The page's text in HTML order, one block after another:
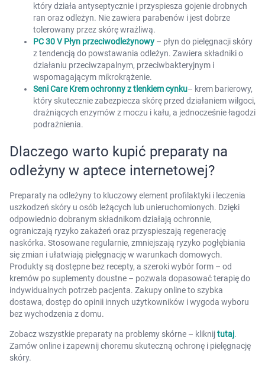
który działa antyseptycznie i przyspiesza gojenie drobnych
ran oraz odleżyn. Nie zawiera parabenów i jest dobrze
tolerowany przez skórę wrażliwą.
PC 30 V Płyn przeciwodleżynowy – płyn do pielęgnacji skóry
z tendencją do powstawania odleżyn. Zawiera składniki o
działaniu przeciwzapalnym, przeciwbakteryjnym i
wspomagającym mikrokrążenie.
Seni Care Krem ochronny z tlenkiem cynku– krem barierowy,
który skutecznie zabezpiecza skórę przed działaniem wilgoci,
drażniących enzymów z moczu i kału, a jednocześnie łagodzi
podrażnienia.
Dlaczego warto kupić preparaty na
odleżyny w aptece internetowej?
Preparaty na odleżyny to kluczowy element profilaktyki i leczenia
uszkodzeń skóry u osób leżących lub unieruchomionych. Dzięki
odpowiednio dobranym składnikom działają ochronnie,
ograniczają ryzyko zakażeń oraz przyspieszają regenerację
naskórka. Stosowane regularnie, zmniejszają ryzyko pogłębiania
się zmian i ułatwiają pielęgnację w warunkach domowych.
Produkty są dostępne bez recepty, a szeroki wybór form – od
kremów po suplementy doustne – pozwala dopasować terapię do
indywidualnych potrzeb pacjenta. Zakupy online to szybka
dostawa, dostęp do opinii innych użytkowników i wygoda wyboru
bez wychodzenia z domu.
Zobacz wszystkie preparaty na problemy skórne – kliknijtutaj.
Zamów online i zapewnij choremu skuteczną ochronę i pielęgnację
skóry.